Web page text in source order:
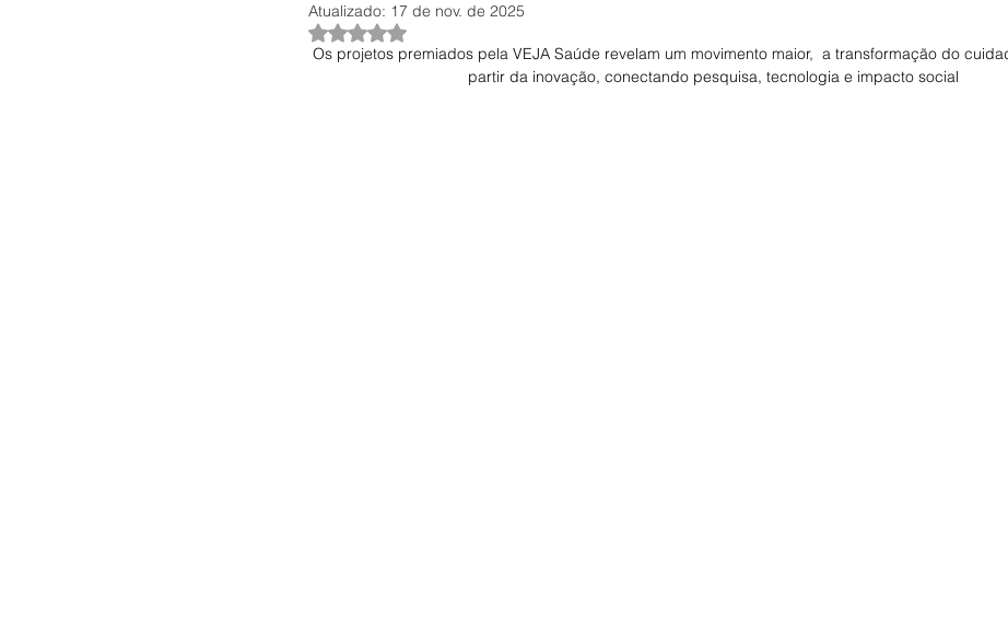
Atualizado: 17 de nov. de 2025
Avaliado com NaN de 5 estrelas.
Os projetos premiados pela VEJA Saúde revelam um movimento maior,  a transformação do
partir da inovação, conectando pesquisa, tecnologia e impacto social